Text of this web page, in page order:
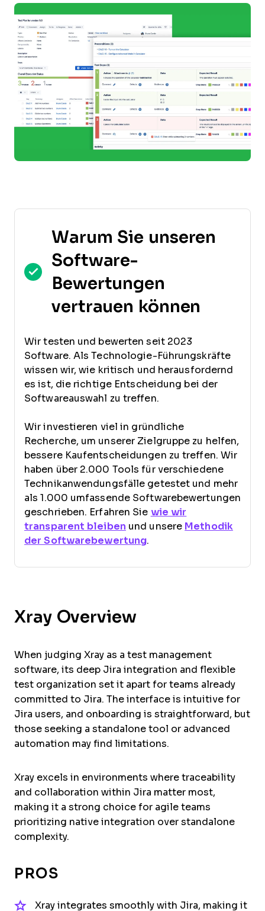
Warum Sie unseren
Software-
Bewertungen
vertrauen können
Wir testen und bewerten seit 2023
Software. Als Technologie-Führungskräfte
wissen wir, wie kritisch und herausfordernd
es ist, die richtige Entscheidung bei der
Softwareauswahl zu treffen.
Wir investieren viel in gründliche
Recherche, um unserer Zielgruppe zu helfen,
bessere Kaufentscheidungen zu treffen. Wir
haben über 2.000 Tools für verschiedene
Technikanwendungsfälle getestet und mehr
als 1.000 umfassende Softwarebewertungen
geschrieben. Erfahren Sie wie wir
transparent bleiben und unsere Methodik
der Softwarebewertung.
Xray Overview
When judging Xray as a test management
software, its deep Jira integration and flexible
test organization set it apart for teams already
committed to Jira. The interface is intuitive for
Jira users, and onboarding is straightforward, but
those seeking a standalone tool or advanced
automation may find limitations.
Xray excels in environments where traceability
and collaboration within Jira matter most,
making it a strong choice for agile teams
prioritizing native integration over standalone
complexity.
PROS
Xray integrates smoothly with Jira, making it